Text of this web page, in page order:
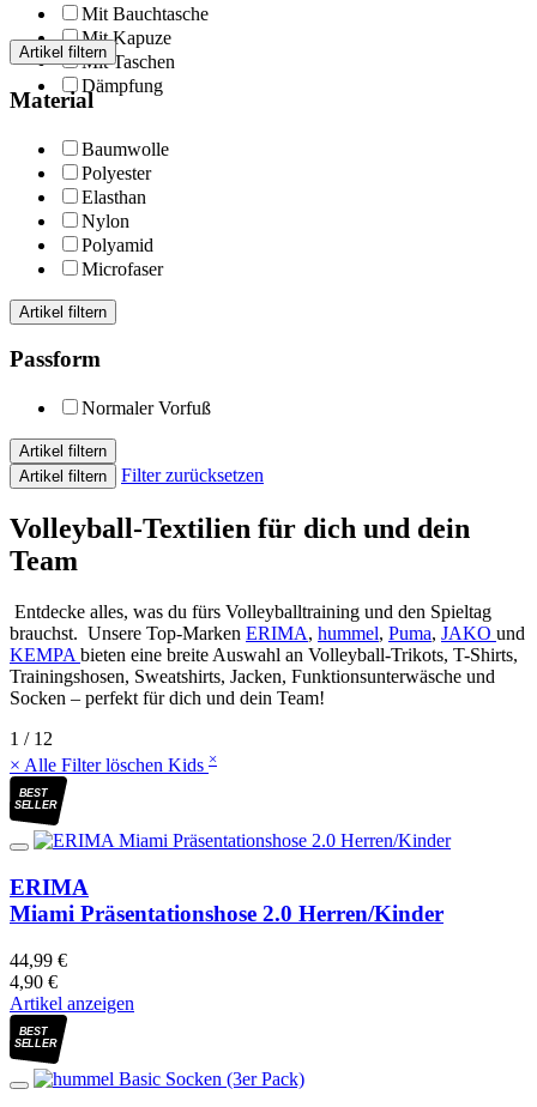
Mit Bauchtasche
Mit Kapuze
Mit Taschen
Dämpfung
Artikel filtern
Material
Baumwolle
Polyester
Elasthan
Nylon
Polyamid
Microfaser
Artikel filtern
Passform
Normaler Vorfuß
Artikel filtern
Artikel filtern
Filter zurücksetzen
Volleyball-Textilien für dich und dein
Team
Entdecke alles, was du fürs Volleyballtraining und den Spieltag
brauchst. Unsere Top-Marken ERIMA, hummel, Puma, JAKO und
KEMPA bieten eine breite Auswahl an Volleyball-Trikots, T-Shirts,
Trainingshosen, Sweatshirts, Jacken, Funktionsunterwäsche und
Socken – perfekt für dich und dein Team!
1 / 12
× Alle Filter löschen Kids ×
BEST
SELLER
ERIMA
Miami Präsentationshose 2.0 Herren/Kinder
44,99 €
4,90 €
Artikel anzeigen
BEST
SELLER